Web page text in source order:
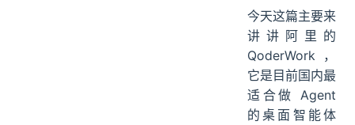
今天这篇主要来
讲讲阿里的
QoderWork，
它是目前国内最
适合做 Agent
的桌面智能体